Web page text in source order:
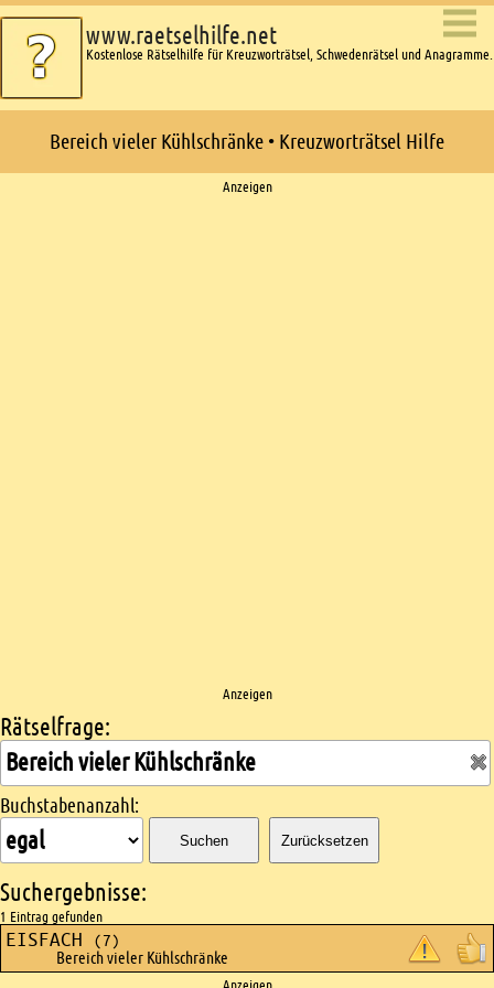
www.raetselhilfe.net
Kostenlose Rätselhilfe für Kreuzworträtsel, Schwedenrätsel und Anagramme.
Bereich vieler Kühlschränke • Kreuzworträtsel Hilfe
Anzeigen
Anzeigen
Kreuzworträtsel suchen
Rätselfrage:
Buchstabenanzahl:
Suchen Zurücksetzen
Suchergebnisse:
1 Eintrag gefunden
EISFACH (7)
Bereich vieler Kühlschränke